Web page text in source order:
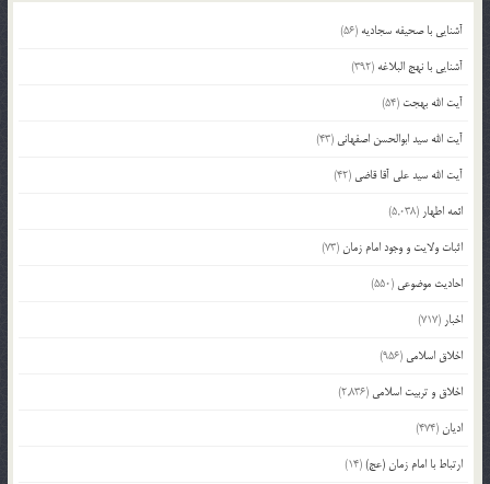
آشنایی با صحیفه سجادیه (56)
آشنایی با نهج البلاغه (392)
آیت الله بهجت (54)
آیت الله سید ابوالحسن اصفهانی (43)
آیت الله سید علی آقا قاضی (42)
ائمه اطهار (5,038)
اثبات ولایت و وجود امام زمان(73)
احادیث موضوعی (550)
اخبار (717)
اخلاق اسلامی (956)
اخلاق و تربیت اسلامی (2,836)
ادیان(474)
ارتباط با امام زمان (عج)(14)